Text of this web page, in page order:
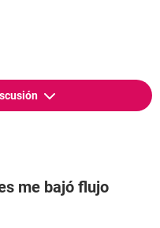
me bajó flujo